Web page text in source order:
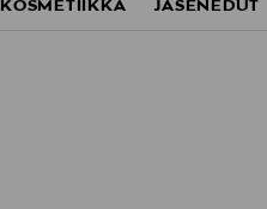
KOSMETIIKKA JÄSENEDUT